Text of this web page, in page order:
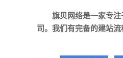
旗贝网络是一家专注
司。我们有完备的建站